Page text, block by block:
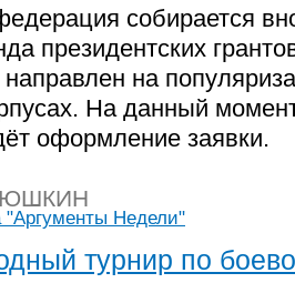
собирается
президентских
направлен на
На данный
оформление заявки.
"Аргументы Недели"
турнир по